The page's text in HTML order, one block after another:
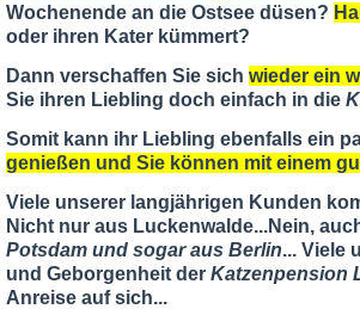
Wochenende an die Ostsee düsen?
oder ihren Kater kümmert?
Dann verschaffen Sie sich wieder ein
Sie ihren Liebling doch einfach in die
Somit kann ihr Liebling ebenfalls ein
genießen und Sie können mit einem
Viele unserer langjährigen Kunden
Nicht nur aus Luckenwalde...Nein,
Potsdam und sogar aus Berlin... Viele
und Geborgenheit der Katzenpension
Anreise auf sich...